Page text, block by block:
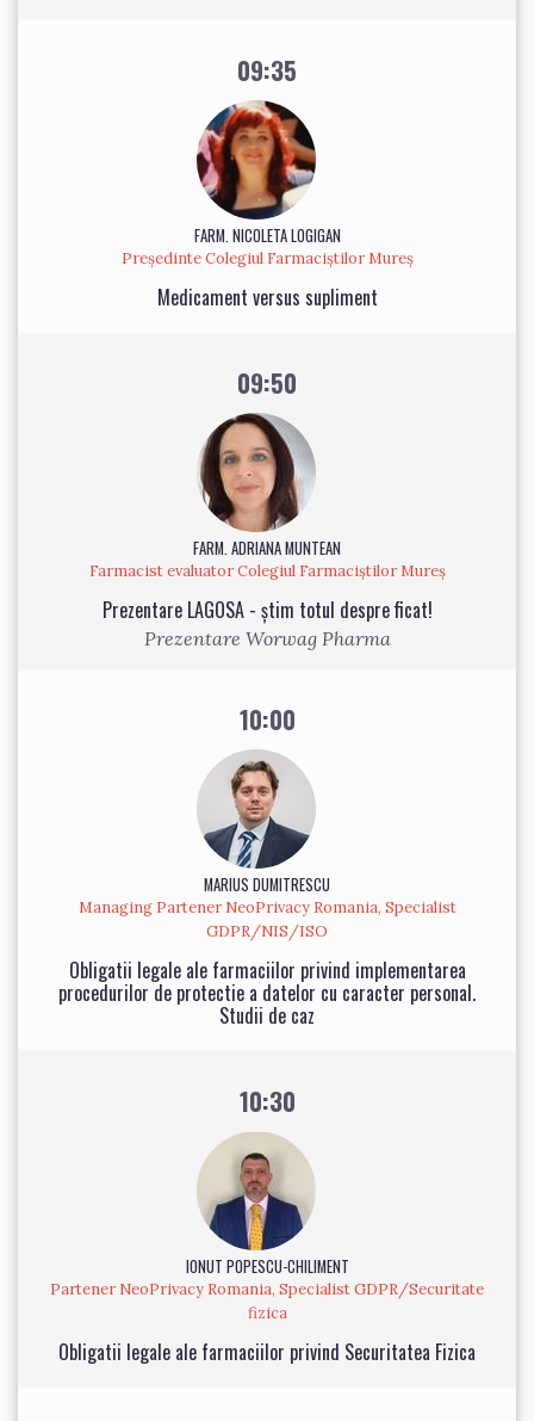
09:35
FARM. NICOLETA LOGIGAN
Președinte Colegiul Farmaciștilor Mureș
Medicament versus supliment
09:50
FARM. ADRIANA MUNTEAN
Farmacist evaluator Colegiul Farmaciștilor Mureș
Prezentare LAGOSA - știm totul despre ficat!
Prezentare Worwag Pharma
10:00
MARIUS DUMITRESCU
Managing Partener NeoPrivacy Romania, Specialist
GDPR/NIS/ISO
Obligatii legale ale farmaciilor privind implementarea
procedurilor de protectie a datelor cu caracter personal.
Studii de caz
10:30
IONUT POPESCU-CHILIMENT
Partener NeoPrivacy Romania, Specialist GDPR/Securitate
fizica
Obligatii legale ale farmaciilor privind Securitatea Fizica